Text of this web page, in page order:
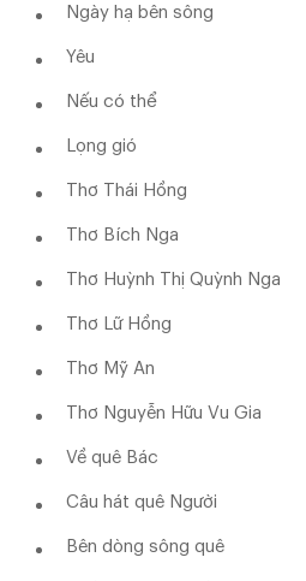
Ngày hạ bên sông
Yêu
Nếu có thể
Lọng gió
Thơ Thái Hồng
Thơ Bích Nga
Thơ Huỳnh Thị Quỳnh Nga
Thơ Lữ Hồng
Thơ Mỹ An
Thơ Nguyễn Hữu Vu Gia
Về quê Bác
Câu hát quê Người
Bên dòng sông quê